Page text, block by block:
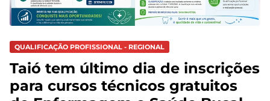
QUALIFICAÇÃO PROFISSIONAL - REGIONAL
Taió tem último dia de inscrições
para cursos técnicos gratuitos